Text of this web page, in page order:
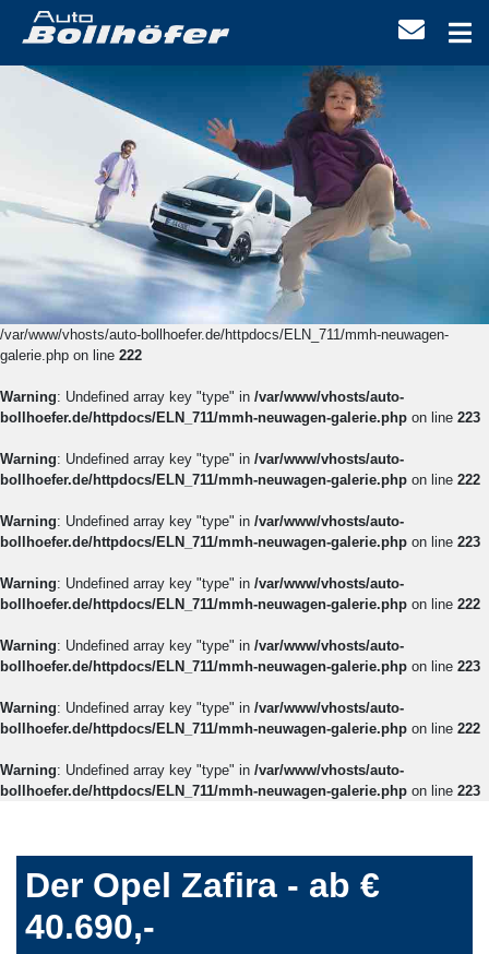
/var/www/vhosts/auto-bollhoefer.de/httpdocs/ELN_711/mmh-neuwagen-
galerie.php on line 222
Warning: Undefined array key "type" in /var/www/vhosts/auto-
bollhoefer.de/httpdocs/ELN_711/mmh-neuwagen-galerie.php on line 223
Warning: Undefined array key "type" in /var/www/vhosts/auto-
bollhoefer.de/httpdocs/ELN_711/mmh-neuwagen-galerie.php on line 222
Warning: Undefined array key "type" in /var/www/vhosts/auto-
bollhoefer.de/httpdocs/ELN_711/mmh-neuwagen-galerie.php on line 223
Warning: Undefined array key "type" in /var/www/vhosts/auto-
bollhoefer.de/httpdocs/ELN_711/mmh-neuwagen-galerie.php on line 222
Warning: Undefined array key "type" in /var/www/vhosts/auto-
bollhoefer.de/httpdocs/ELN_711/mmh-neuwagen-galerie.php on line 223
Warning: Undefined array key "type" in /var/www/vhosts/auto-
bollhoefer.de/httpdocs/ELN_711/mmh-neuwagen-galerie.php on line 222
Warning: Undefined array key "type" in /var/www/vhosts/auto-
bollhoefer.de/httpdocs/ELN_711/mmh-neuwagen-galerie.php on line 223
Der Opel Zafira - ab €
40.690,-